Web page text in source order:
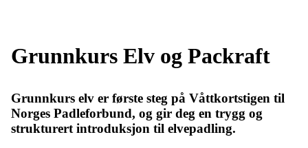
Grunnkurs Elv og Packraft
Grunnkurs elv er første steg på Våttkortstigen til
Norges Padleforbund, og gir deg en trygg og
strukturert introduksjon til elvepadling.